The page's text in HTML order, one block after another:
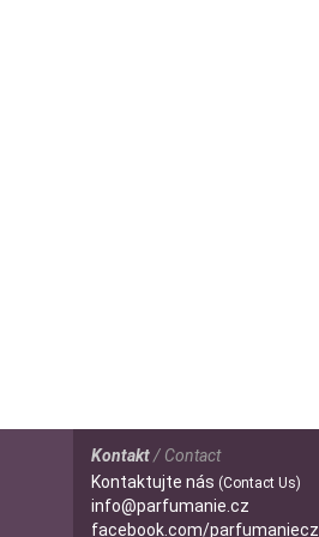
Kontakt/ Contact
Kontaktujte nás (Contact Us)
info@parfumanie.cz
facebook.com/parfumaniecz